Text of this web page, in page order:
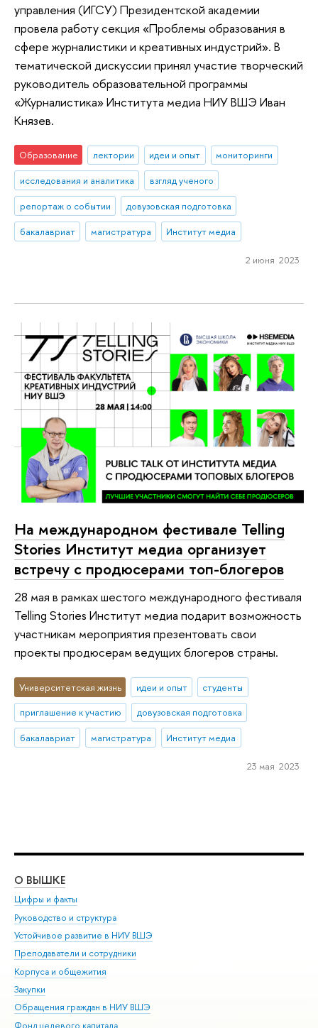
управления (ИГСУ) Президентской академии
провела работу секция «Проблемы образования в
сфере журналистики и креативных индустрий». В
тематической дискуссии принял участие творческий
руководитель образовательной программы
«Журналистика» Института медиа НИУ ВШЭ Иван
Князев.
Образование лектории идеи и опыт
мониторинги
исследования и аналитика
взгляд ученого
репортаж о событии
довузовская подготовка
бакалавриат
магистратура Институт медиа
2 июня 2023
На меж­ду­на­род­ном фестивале Telling
Stories Институт медиа организует
встречу с продюсерами топ-блогеров
28 мая в рамках шестого меж­ду­на­род­ного фестиваля
Telling Stories Институт медиа подарит возможность
участникам мероприятия презентовать свои
проекты продюсерам ведущих блогеров страны.
Университетская жизнь идеи и опыт
студенты
приглашение к участию
довузовская подготовка
бакалавриат
магистратура Институт медиа
23 мая 2023
О ВЫШКЕ
Цифры и факты
Руководство и структура
Устойчивое развитие в НИУ ВШЭ
Преподаватели и сотрудники
Корпуса и общежития
Закупки
Обращения граждан в НИУ ВШЭ
Фонд целевого капитала